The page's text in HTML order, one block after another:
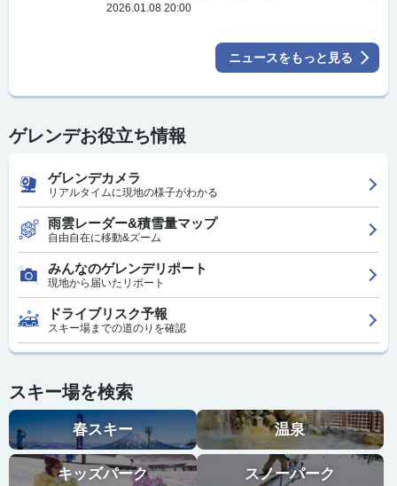
2026.01.08 20:00
ニュースをもっと見る
ゲレンデお役立ち情報
ゲレンデカメラ
リアルタイムに現地の様子がわかる
雨雲レーダー&積雪量マップ
自由自在に移動&ズーム
みんなのゲレンデリポート
現地から届いたリポート
ドライブリスク予報
スキー場までの道のりを確認
スキー場を検索
春スキー 温泉
キッズパーク スノーパーク